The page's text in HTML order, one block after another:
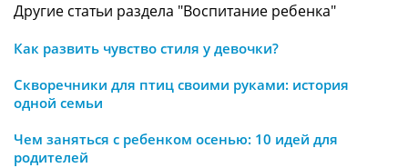
Другие статьи раздела "Воспитание ребенка"
Как развить чувство стиля у девочки?
Скворечники для птиц своими руками: история
одной семьи
Чем заняться с ребенком осенью: 10 идей для
родителей